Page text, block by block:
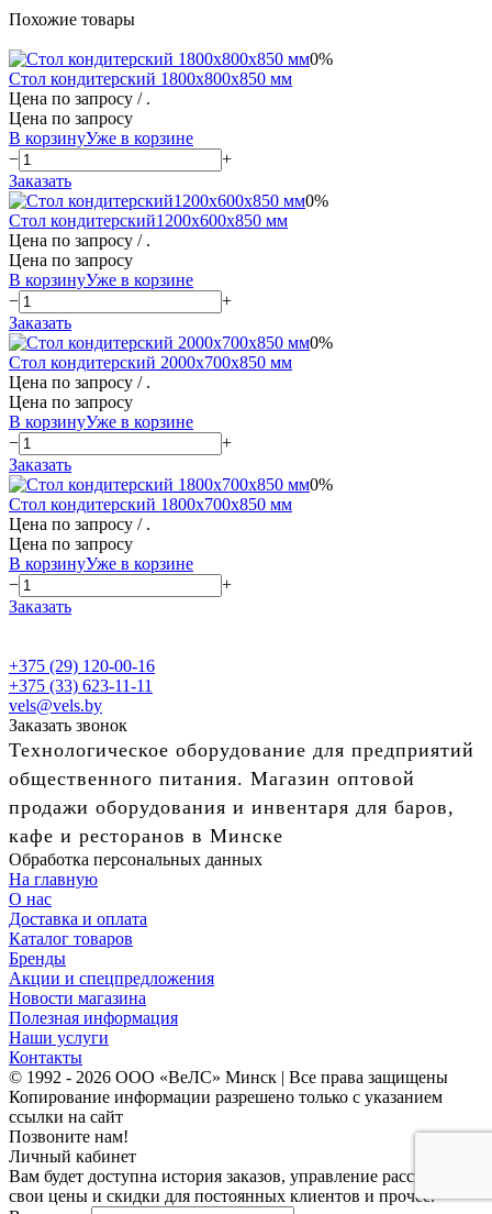
Похожие товары
0%
Стол кондитерский 1800х800х850 мм
Цена по запросу / .
Цена по запросу
В корзинуУже в корзине
−
+
Заказать
0%
Стол кондитерский1200х600х850 мм
Цена по запросу / .
Цена по запросу
В корзинуУже в корзине
−
+
Заказать
0%
Стол кондитерский 2000х700х850 мм
Цена по запросу / .
Цена по запросу
В корзинуУже в корзине
−
+
Заказать
0%
Стол кондитерский 1800х700х850 мм
Цена по запросу / .
Цена по запросу
В корзинуУже в корзине
−
+
Заказать
+375 (29) 120-00-16
+375 (33) 623-11-11
vels@vels.by
Заказать звонок
Технологическое оборудование для предприятий
общественного питания. Магазин оптовой
продажи оборудования и инвентаря для баров,
кафе и ресторанов в Минске
Обработка персональных данных
На главную
О нас
Доставка и оплата
Каталог товаров
Бренды
Акции и спецпредложения
Новости магазина
Полезная информация
Наши услуги
Контакты
© 1992 - 2026 ООО «ВеЛС» Минск | Все права защищены
Копирование информации разрешено только с указанием
ссылки на сайт
Позвоните нам!
Личный кабинет
Вам будет доступна история заказов, управление рассылками,
свои цены и скидки для постоянных клиентов и прочее.